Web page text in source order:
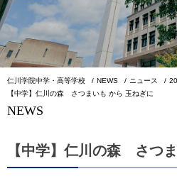
仁川学院中学・高等学校 NEWS ニュース
【中学】仁川の森 さつまいも から 玉ねぎに
NEWS
【中学】仁川の森 さつ